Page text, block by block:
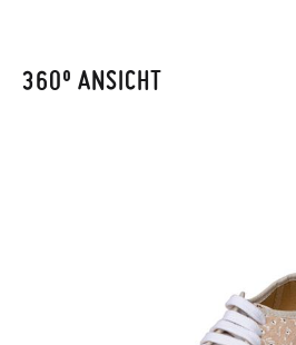
automatisch an Ihr Postfach gesendet.
360º ANSICHT